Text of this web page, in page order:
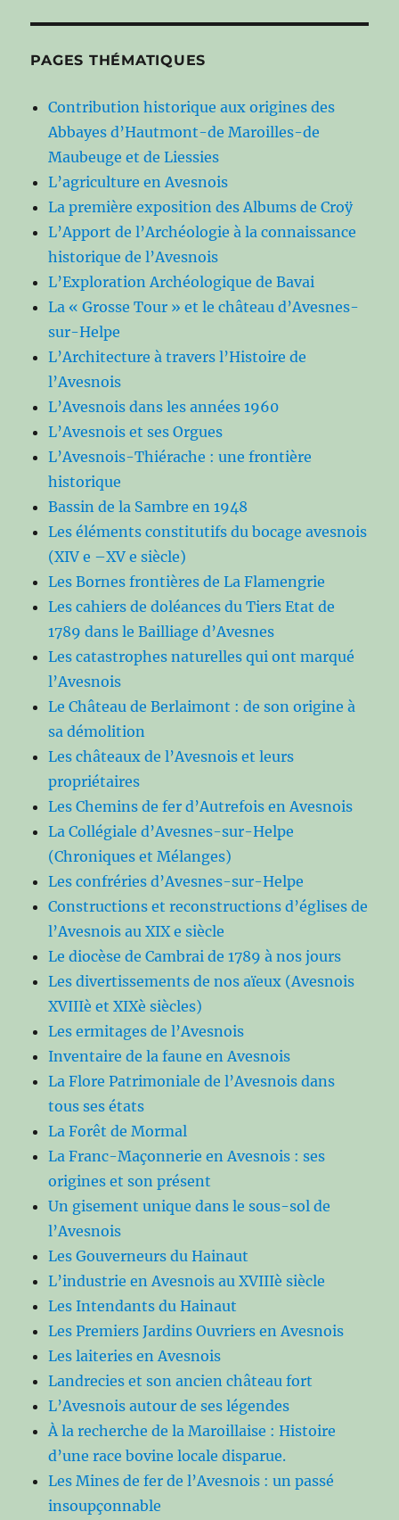
PAGES THÉMATIQUES
Contribution historique aux origines des
Abbayes d’Hautmont-de Maroilles-de
Maubeuge et de Liessies
L’agriculture en Avesnois
La première exposition des Albums de Croÿ
L’Apport de l’Archéologie à la connaissance
historique de l’Avesnois
L’Exploration Archéologique de Bavai
La « Grosse Tour » et le château d’Avesnes-
sur-Helpe
L’Architecture à travers l’Histoire de
l’Avesnois
L’Avesnois dans les années 1960
L’Avesnois et ses Orgues
L’Avesnois-Thiérache : une frontière
historique
Bassin de la Sambre en 1948
Les éléments constitutifs du bocage avesnois
(XIV e –XV e siècle)
Les Bornes frontières de La Flamengrie
Les cahiers de doléances du Tiers Etat de
1789 dans le Bailliage d’Avesnes
Les catastrophes naturelles qui ont marqué
l’Avesnois
Le Château de Berlaimont : de son origine à
sa démolition
Les châteaux de l’Avesnois et leurs
propriétaires
Les Chemins de fer d’Autrefois en Avesnois
La Collégiale d’Avesnes-sur-Helpe
(Chroniques et Mélanges)
Les confréries d’Avesnes-sur-Helpe
Constructions et reconstructions d’églises de
l’Avesnois au XIX e siècle
Le diocèse de Cambrai de 1789 à nos jours
Les divertissements de nos aïeux (Avesnois
XVIIIè et XIXè siècles)
Les ermitages de l’Avesnois
Inventaire de la faune en Avesnois
La Flore Patrimoniale de l’Avesnois dans
tous ses états
La Forêt de Mormal
La Franc-Maçonnerie en Avesnois : ses
origines et son présent
Un gisement unique dans le sous-sol de
l’Avesnois
Les Gouverneurs du Hainaut
L’industrie en Avesnois au XVIIIè siècle
Les Intendants du Hainaut
Les Premiers Jardins Ouvriers en Avesnois
Les laiteries en Avesnois
Landrecies et son ancien château fort
L’Avesnois autour de ses légendes
À la recherche de la Maroillaise : Histoire
d’une race bovine locale disparue.
Les Mines de fer de l’Avesnois : un passé
insoupçonnable